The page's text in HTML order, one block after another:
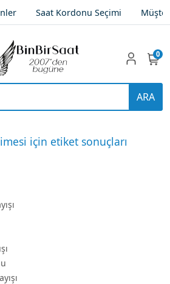
Saat Kordonu Seçimi
ARA
0
için etiket sonuçları